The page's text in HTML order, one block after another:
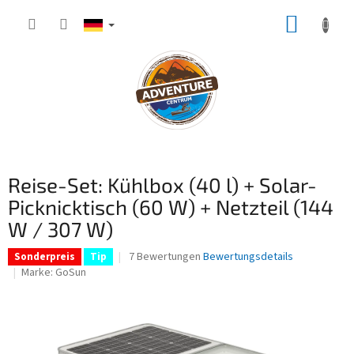
Reise-Set: Kühlbox (40 l) + Solar-
Picknicktisch (60 W) + Netzteil (144
W / 307 W)
Sonderpreis Tip
Die
von
5
7 Bewertungen Bewertungsdetails
Marke: GoSun